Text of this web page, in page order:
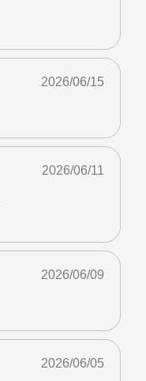
2026/06/15
2026/06/11
2026/06/09
2026/06/05